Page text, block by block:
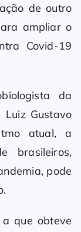
de outro
ampliar o
Covid-19
da
Luiz Gustavo
atual, a
brasileiros,
pode
que obteve